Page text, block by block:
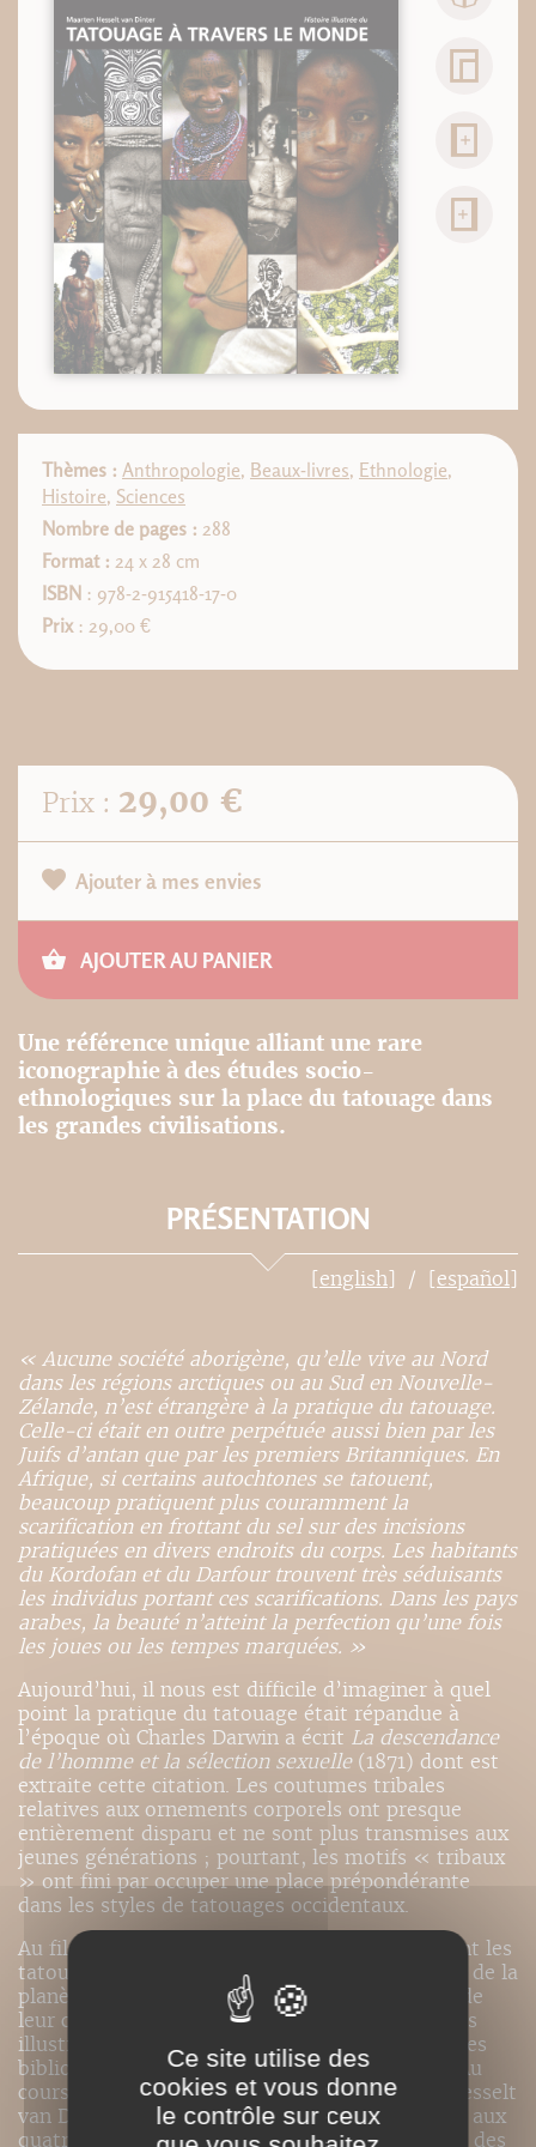
Thèmes : Anthropologie, Beaux-livres, Ethnologie,
Histoire, Sciences
Nombre de pages : 288
Format : 24 x 28 cm
ISBN : 978-2-915418-17-0
Prix: 29,00 €
Prix : 29,00 €
Ajouter à mes envies
AJOUTER AU PANIER
Une référence unique alliant une rare
iconographie à des études socio-
ethnologiques sur la place du tatouage dans
les grandes civilisations.
PRÉSENTATION
[english] [español]
« Aucune société aborigène, qu’elle vive au Nord
dans les régions arctiques ou au Sud en Nouvelle-
Zélande, n’est étrangère à la pratique du tatouage.
Celle-ci était en outre perpétuée aussi bien par les
Juifs d’antan que par les premiers Britanniques. En
Afrique, si certains autochtones se tatouent,
beaucoup pratiquent plus couramment la
scarification en frottant du sel sur des incisions
pratiquées en divers endroits du corps. Les habitants
du Kordofan et du Darfour trouvent très séduisants
les individus portant ces scarifications. Dans les pays
arabes, la beauté n’atteint la perfection qu’une fois
les joues ou les tempes marquées. »
Aujourd’hui, il nous est difficile d’imaginer à quel
point la pratique du tatouage était répandue à
l’époque où Charles Darwin a écrit La descendance
de l’homme et la sélection sexuelle(1871) dont est
extraite cette citation. Les coutumes tribales
relatives aux ornements corporels ont presque
entièrement disparu et ne sont plus transmises aux
jeunes générations ; pourtant, les motifs « tribaux
» ont fini par occuper une place prépondérante
dans les styles de tatouages occidentaux.
Au fil des chapitres, l’auteur aborde longuement les
tatouages des différentes zones géographiques de la
planète et les sources d’inspiration à l’origine de
leur création ; il les accompagne de nombreuses
illustrations, rares et inédites, dénichées dans les
bibliothèques et les musées du monde entier. Au
cours des huit années nécessaires à Maarten Hesselt
van Dinter pour rédiger cet ouvrage, il voyagea aux
quatre coins du monde, visitant des archives et des
Ce site utilise des
cookies et vous donne
le contrôle sur ceux